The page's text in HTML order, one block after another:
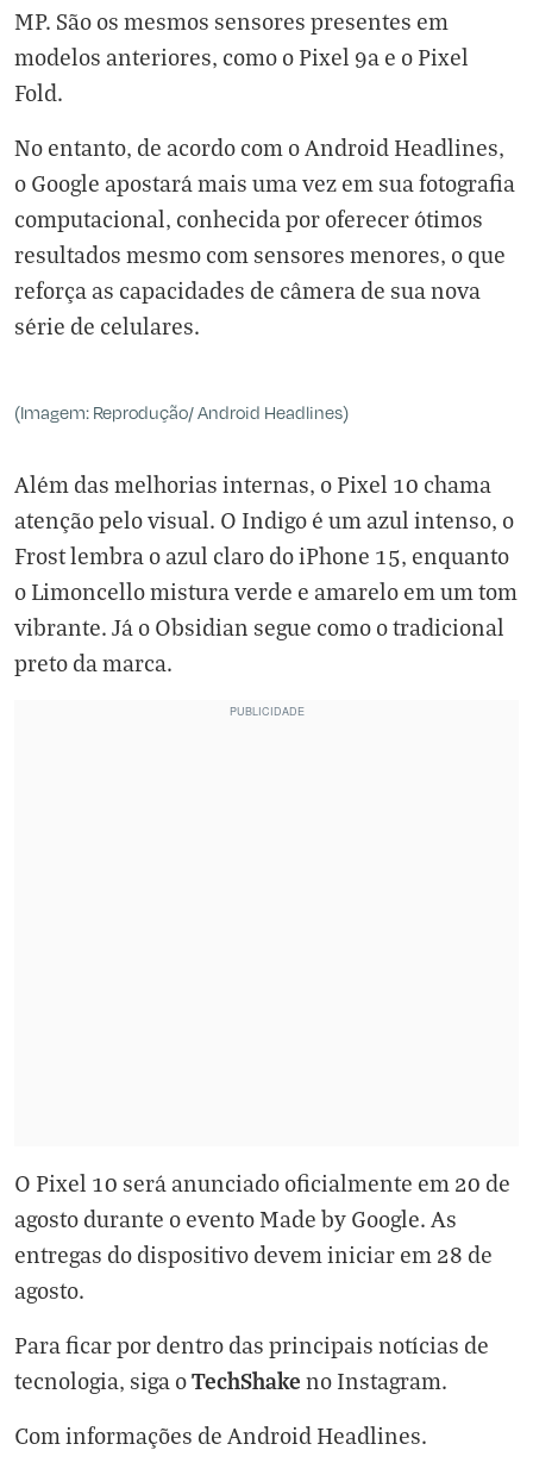
MP. São os mesmos sensores presentes em
modelos anteriores, como o Pixel 9a e o Pixel
Fold.
No entanto, de acordo com o Android Headlines,
o Google apostará mais uma vez em sua fotografia
computacional, conhecida por oferecer ótimos
resultados mesmo com sensores menores, o que
reforça as capacidades de câmera de sua nova
série de celulares.
(Imagem: Reprodução/ Android Headlines)
Além das melhorias internas, o Pixel 10 chama
atenção pelo visual. O Indigo é um azul intenso, o
Frost lembra o azul claro do iPhone 15, enquanto
o Limoncello mistura verde e amarelo em um tom
vibrante. Já o Obsidian segue como o tradicional
preto da marca.
O Pixel 10 será anunciado oficialmente em 20 de
agosto durante o eventoMade by Google. As
entregas do dispositivo devem iniciar em 28 de
agosto.
Para ficar por dentro das principais notícias de
tecnologia, siga oTechShake no Instagram.
Com informações de Android Headlines.